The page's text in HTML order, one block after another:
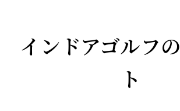
インドアゴルフ
ト